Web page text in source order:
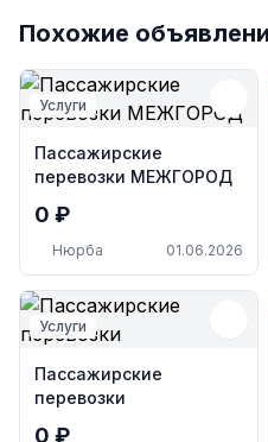
Похожие
Услуги
Пассажирские
перевозки МЕЖГОРОД
0 ₽
Нюрба 01.06.2026
Услуги
Пассажирские
перевозки
0 ₽